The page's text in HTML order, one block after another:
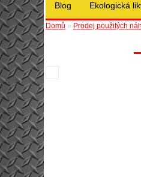
Blog Ekologická
Domů » Prodej použitých